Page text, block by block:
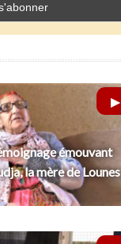
émouvant
la mère de Lounes